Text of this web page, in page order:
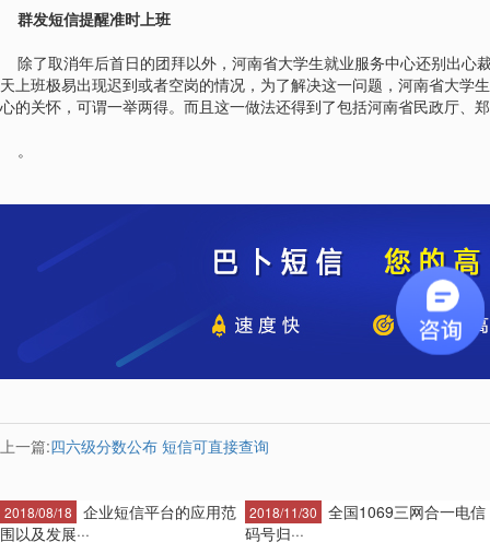
群发短信提醒准时上班
除了取消年后首日的团拜以外，河南省大学生就业服务中心还别出心
天上班极易出现迟到或者空岗的情况，为了解决这一问题，河南省大
心的关怀，可谓一举两得。而且这一做法还得到了包括河南省民政厅、
。
上一篇:四六级分数公布 短信可直接查询
2018/08/18
企业短信平台的应用范
围以及发展···
2018/11/30
全国1069三网合一电信
码号归···